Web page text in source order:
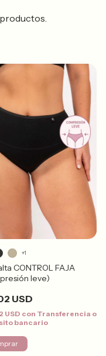
CONTROL FAJA
leve)
USD
USD con Transferencia o
bancario
+1